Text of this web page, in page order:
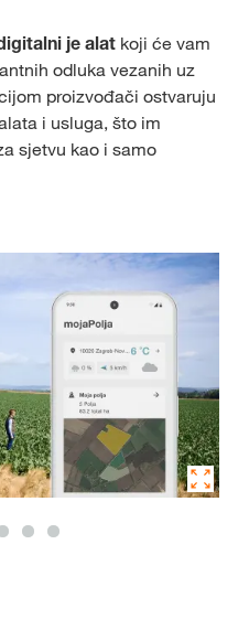
je alat koji će vam
odluka vezanih uz
proizvođači ostvaruju
i usluga, što im
sjetvu kao i samo